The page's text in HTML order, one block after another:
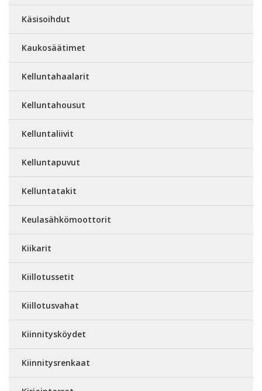
Käsisoihdut
Kaukosäätimet
Kelluntahaalarit
Kelluntahousut
Kelluntaliivit
Kelluntapuvut
Kelluntatakit
Keulasähkömoottorit
Kiikarit
Kiillotussetit
Kiillotusvahat
Kiinnitysköydet
Kiinnitysrenkaat